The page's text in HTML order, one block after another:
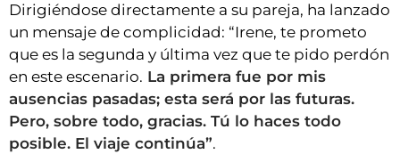
Dirigiéndose directamente a su pareja, ha lanzado
un mensaje de complicidad: “Irene, te prometo
que es la segunda y última vez que te pido perdón
en este escenario. La primera fue por mis
ausencias pasadas; esta será por las futuras.
Pero, sobre todo, gracias. Tú lo haces todo
posible. El viaje continúa”.